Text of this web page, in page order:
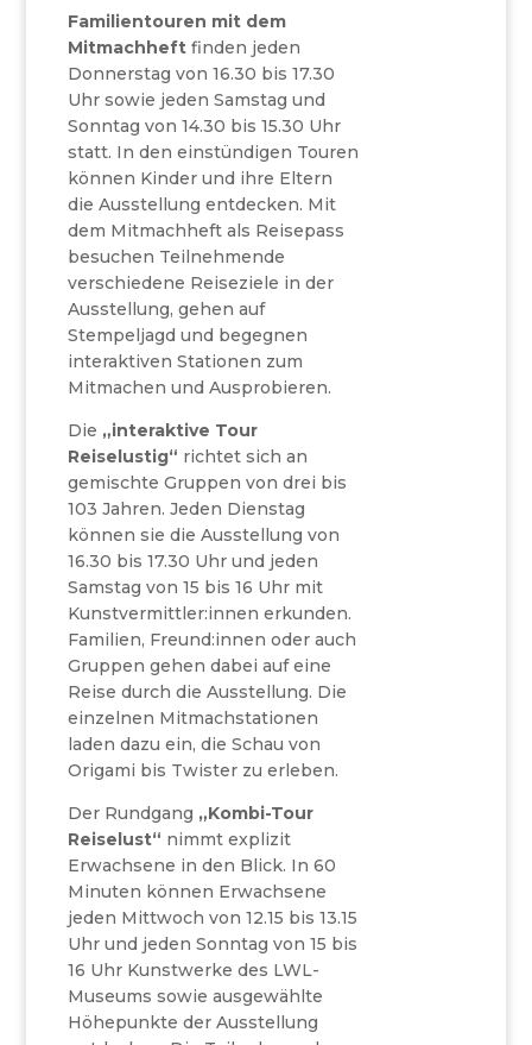
Familientouren mit dem
Mitmachheft finden jeden
Donnerstag von 16.30 bis 17.30
Uhr sowie jeden Samstag und
Sonntag von 14.30 bis 15.30 Uhr
statt. In den einstündigen Touren
können Kinder und ihre Eltern
die Ausstellung entdecken. Mit
dem Mitmachheft als Reisepass
besuchen Teilnehmende
verschiedene Reiseziele in der
Ausstellung, gehen auf
Stempeljagd und begegnen
interaktiven Stationen zum
Mitmachen und Ausprobieren.
Die „interaktive Tour
Reiselustig“ richtet sich an
gemischte Gruppen von drei bis
103 Jahren. Jeden Dienstag
können sie die Ausstellung von
16.30 bis 17.30 Uhr und jeden
Samstag von 15 bis 16 Uhr mit
Kunstvermittler:innen erkunden.
Familien, Freund:innen oder auch
Gruppen gehen dabei auf eine
Reise durch die Ausstellung. Die
einzelnen Mitmachstationen
laden dazu ein, die Schau von
Origami bis Twister zu erleben.
Der Rundgang „Kombi-Tour
Reiselust“ nimmt explizit
Erwachsene in den Blick. In 60
Minuten können Erwachsene
jeden Mittwoch von 12.15 bis 13.15
Uhr und jeden Sonntag von 15 bis
16 Uhr Kunstwerke des LWL-
Museums sowie ausgewählte
Höhepunkte der Ausstellung